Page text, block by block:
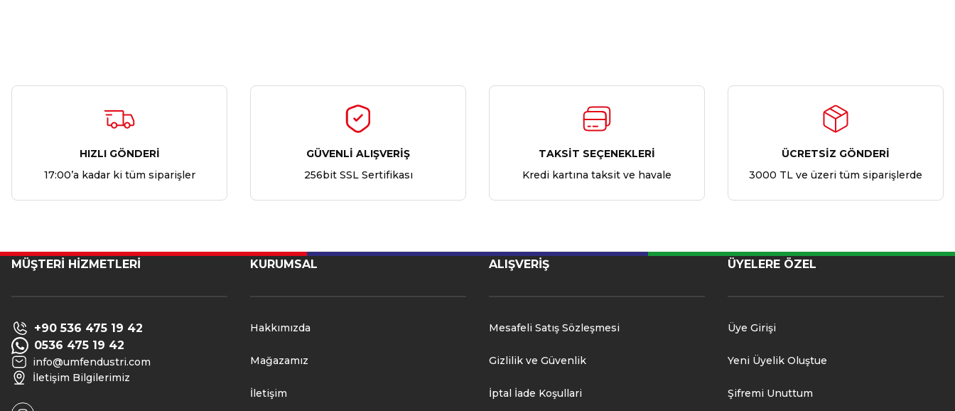
Yorum Yaz
Soru Sor
HIZLI GÖNDERİ
17:00’a kadar ki tüm siparişler
GÜVENLİ ALIŞVERİŞ
256bit SSL Sertifikası
TAKSİT SEÇENEKLERİ
Kredi kartına taksit ve havale
ÜCRETSİZ GÖNDERİ
3000 TL ve üzeri tüm siparişlerde
MÜŞTERİ HİZMETLERİ
+90 536 475 19 42
0536 475 19 42
info@umfendustri.com
İletişim Bilgilerimiz
KURUMSAL
Hakkımızda
Mağazamız
İletişim
ALIŞVERİŞ
Mesafeli Satış Sözleşmesi
Gizlilik ve Güvenlik
İptal İade Koşullari
ÜYELERE ÖZEL
Üye Girişi
Yeni Üyelik Oluştue
Şifremi Unuttum